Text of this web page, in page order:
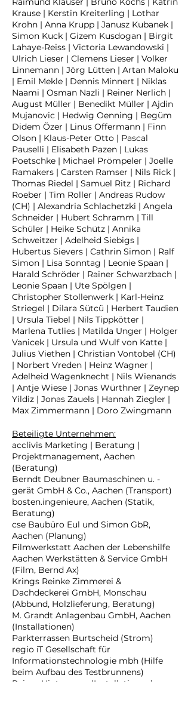
Krause | Kerstin Kreiterling | Lothar
Krohn | Anna Krupp | Janusz Kubanek |
Simon Kuck | Gizem Kusdogan | Birgit
Lahaye-Reiss | Victoria Lewandowski |
Ulrich Lieser | Clemens Lieser | Volker
Linnemann | Jörg Lütten | Artan Maloku
| Emil Mekle | Dennis Minnert | Niklas
Naami | Osman Nazli | Reiner Nerlich |
August Müller | Benedikt Müller | Ajdin
Mujanovic | Hedwig Oenning | Begüm
Didem Özer | Linus Offermann | Finn
Olson | Klaus-Peter Otto | Pascal
Pauselli | Elisabeth Pazen | Lukas
Poetschke | Michael Prömpeler | Joelle
Ramakers | Carsten Ramser | Nils Rick |
Thomas Riedel | Samuel Ritz | Richard
Roeber | Tim Roller | Andreas Rudow
(CH) | Alexandria Schlachetzki | Angela
Schneider | Hubert Schramm | Till
Schüler | Heike Schütz | Annika
Schweitzer | Adelheid Siebigs |
Hubertus Sievers | Cathrin Simon | Ralf
Simon | Lisa Sonntag | Leonie Spaan |
Harald Schröder | Rainer Schwarzbach |
Leonie Spaan | Ute Spölgen |
Christopher Stollenwerk | Karl-Heinz
Striegel | Dilara Sütcü | Herbert Taudien
| Ursula Tiebel | Nils Tippkötter |
Marlena Tutlies | Matilda Unger | Holger
Vanicek | Ursula und Wulf von Katte |
Julius Viethen | Christian Vontobel (CH)
| Norbert Vreden | Heinz Wagner |
Adelheid Wagenknecht | Nils Wienands
| Antje Wiese | Jonas Würthner | Zeynep
Yildiz | Jonas Zauels | Hannah Ziegler |
Max Zimmermann | Doro Zwingmann
Beteiligte Unternehmen:
acclivis Marketing | Beratung |
Projektmanagement, Aachen
(Beratung)
Berndt Deubner Baumaschinen u. -
gerät GmbH & Co., Aachen (Transport)
bosten.ingenieure, Aachen (Statik,
Beratung)
cse Baubüro Eul und Simon GbR,
Aachen (Planung)
Filmwerkstatt Aachen der Lebenshilfe
Aachen Werkstätten & Service GmbH
(Film, Bernd Ax)
Krings Reinke Zimmerei &
Dachdeckerei GmbH, Monschau
(Abbund, Holzlieferung, Beratung)
M. Grandt Anlagenbau GmbH, Aachen
(Installationen)
Parkterrassen Burtscheid (Strom)
regio iT Gesellschaft für
Informationstechnologie mbh (Hilfe
beim Aufbau des Testbrunnens)
Rainer Hintemann (Installationen)